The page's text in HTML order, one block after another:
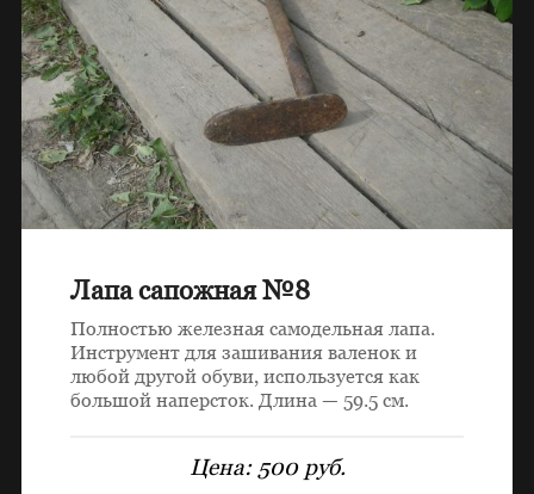
Лапа сапожная №8
Полностью железная самодельная лапа.
Инструмент для зашивания валенок и
любой другой обуви, используется как
большой наперсток. Длина — 59.5 см.
Цена: 500 руб.